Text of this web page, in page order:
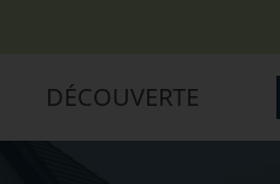
DÉCOUVERTE